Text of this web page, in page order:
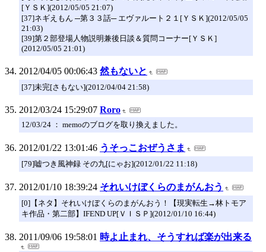
[ＹＳＫ](2012/05/05 21:07)
[37]ネギえもん ─第３３話─ エヴァルート２１[ＹＳＫ](2012/05/05
21:03)
[39]第２部登場人物説明兼後日談＆質問コーナー[ＹＳＫ]
(2012/05/05 21:01)
2012/04/05 00:06:43 然もないと
[37]未完[さもない](2012/04/04 21:58)
2012/03/24 15:29:07 Roro
12/03/24 ： memoのブログを取り換えました。
2012/01/22 13:01:46 うそっこおぜうさま
[79]嘘つき風神録 その九[にゃお](2012/01/22 11:18)
2012/01/10 18:39:24 それいけぼくらのまがんおう
[0]【ネタ】それいけぼくらのまがんおう！【現実転生→林トモア
キ作品・第二部】IFEND UP[ＶＩＳＰ](2012/01/10 16:44)
2011/09/06 19:58:01 時よ止まれ、そうすれば楽が出来る